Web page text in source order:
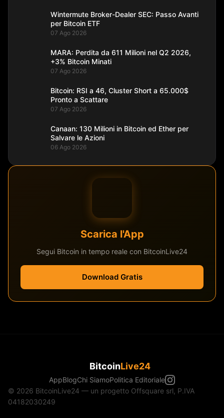
Wintermute Broker-Dealer SEC: Passo Avanti
per Bitcoin ETF
07 Ago 2026
MARA: Perdita da 611 Milioni nel Q2 2026,
+3% Bitcoin Minati
07 Ago 2026
Bitcoin: RSI a 46, Cluster Short a 65.000$
Pronto a Scattare
07 Ago 2026
Canaan: 130 Milioni in Bitcoin ed Ether per
Salvare le Azioni
06 Ago 2026
Scarica l'App
Segui Bitcoin in tempo reale con BitcoinLive24
Download Gratis
BitcoinLive24
AppBlogChi SiamoPolitica Editoriale
© 2026 BitcoinLive24 — un progetto Offsquare srl, P.IVA
04182030249